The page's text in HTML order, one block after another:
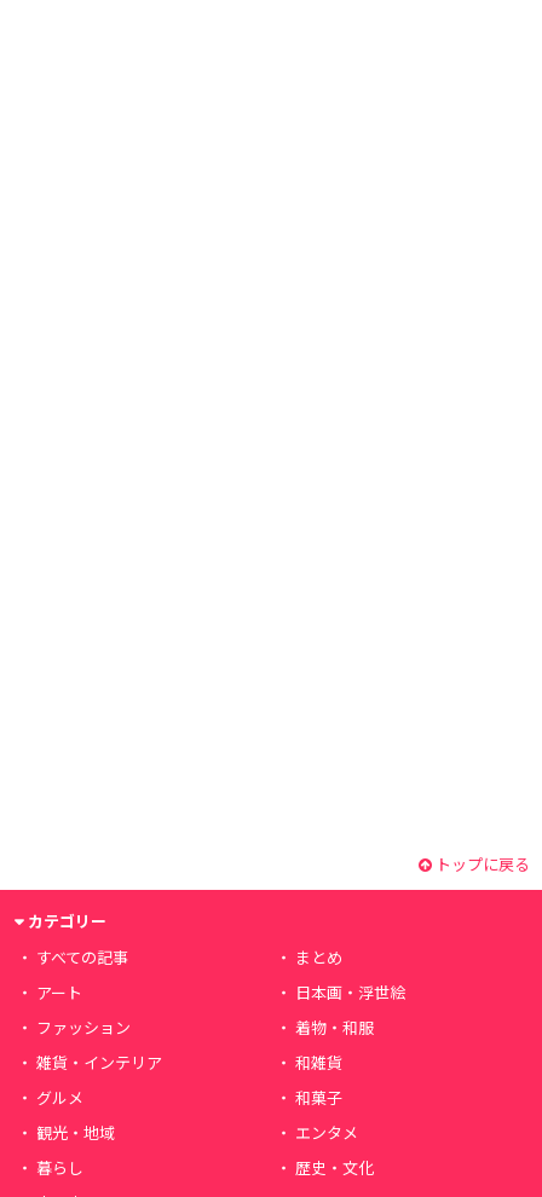
トップに戻る
カテゴリー
すべての記事
まとめ
アート
日本画・浮世絵
ファッション
着物・和服
雑貨・インテリア
和雑貨
グルメ
和菓子
観光・地域
エンタメ
暮らし
歴史・文化